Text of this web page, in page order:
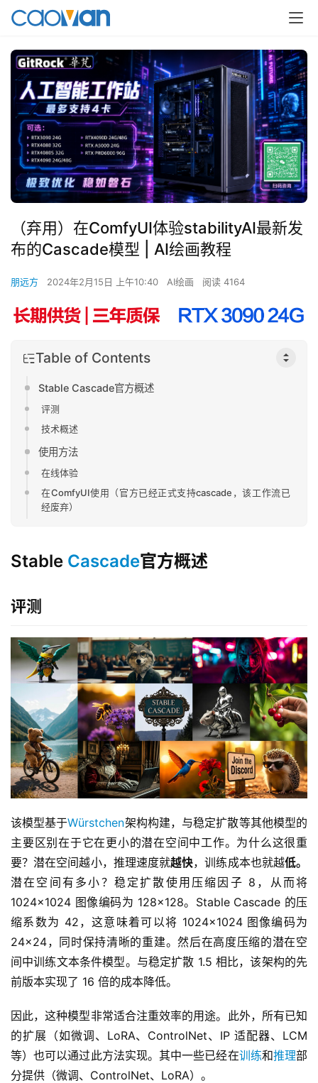
（弃用）在ComfyUI体验stabilityAI最新发
布的Cascade模型 | AI绘画教程
朋远方 2024年2月15日 上午10:40 AI绘画 阅读 4164
Table of Contents
Stable Cascade官方概述
评测
技术概述
使用方法
在线体验
在ComfyUI使用（官方已经正式支持cascade，该工作流已
经废弃）
Stable Cascade官方概述
评测
该模型基于Würstchen架构构建，与稳定扩散等其他模型的
主要区别在于它在更小的潜在空间中工作。为什么这很重
要？潜在空间越小，推理速度就越快，训练成本也就越低。
潜在空间有多小？稳定扩散使用压缩因子 8，从而将
1024×1024 图像编码为 128×128。Stable Cascade 的压
缩系数为 42，这意味着可以将 1024×1024 图像编码为
24×24，同时保持清晰的重建。然后在高度压缩的潜在空
间中训练文本条件模型。与稳定扩散 1.5 相比，该架构的先
前版本实现了 16 倍的成本降低。
因此，这种模型非常适合注重效率的用途。此外，所有已知
的扩展（如微调、LoRA、ControlNet、IP 适配器、LCM
等）也可以通过此方法实现。其中一些已经在训练和推理部
分提供（微调、ControlNet、LoRA）。